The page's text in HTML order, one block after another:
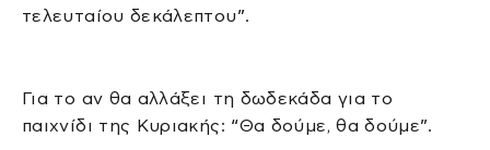
τελευταίου δεκάλεπτου”.
Για το αν θα αλλάξει τη δωδεκάδα για το
παιχνίδι της Κυριακής: “Θα δούμε, θα δούμε”.